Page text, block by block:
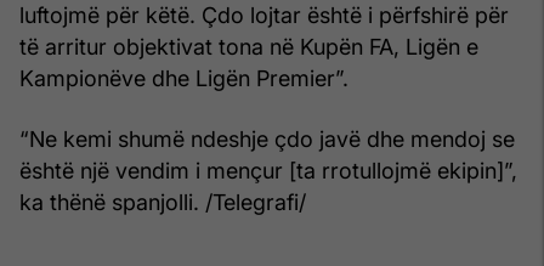
luftojmë për këtë. Çdo lojtar është i përfshirë për
të arritur objektivat tona në Kupën FA, Ligën e
Kampionëve dhe Ligën Premier”.
“Ne kemi shumë ndeshje çdo javë dhe mendoj se
është një vendim i mençur [ta rrotullojmë ekipin]”,
ka thënë spanjolli. /Telegrafi/